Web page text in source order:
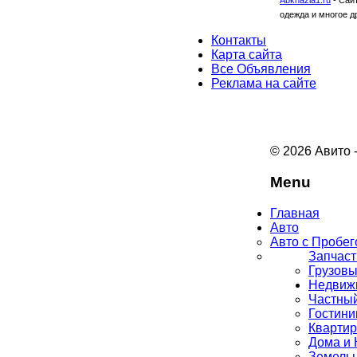
одежда и многое
Контакты
Карта сайта
Все Объявления
Реклама на сайте
© 2026 Авито
Menu
Главная
Авто
Авто с
Дома и